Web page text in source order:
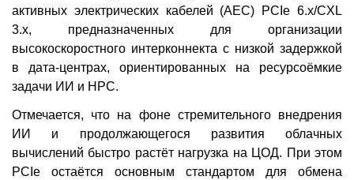
активных электрических кабелей (AEC) PCIe 6.x/CXL
3.x, предназначенных для организации
высокоскоростного интерконнекта с низкой задержкой
в дата-центрах, ориентированных на ресурсоёмкие
задачи ИИ и НРС.
Отмечается, что на фоне стремительного внедрения
ИИ и продолжающегося развития облачных
вычислений быстро растёт нагрузка на ЦОД. При этом
PCIe остаётся основным стандартом для обмена